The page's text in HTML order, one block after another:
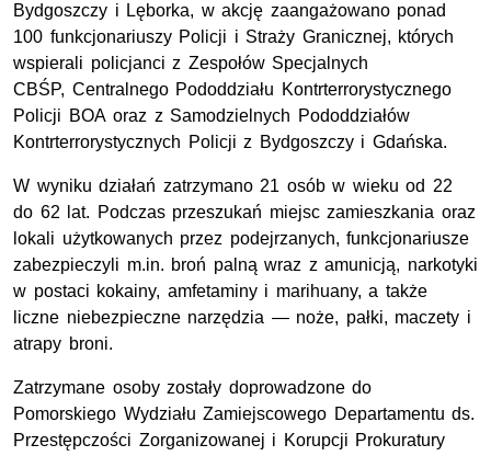
Bydgoszczy i Lęborka, w akcję zaangażowano ponad
100 funkcjonariuszy Policji i Straży Granicznej, których
wspierali policjanci z Zespołów Specjalnych
CBŚP, Centralnego Pododdziału Kontrterrorystycznego
Policji BOA oraz z Samodzielnych Pododdziałów
Kontrterrorystycznych Policji z Bydgoszczy i Gdańska.
W wyniku działań zatrzymano 21 osób w wieku od 22
do 62 lat. Podczas przeszukań miejsc zamieszkania oraz
lokali użytkowanych przez podejrzanych, funkcjonariusze
zabezpieczyli m.in. broń palną wraz z amunicją, narkotyki
w postaci kokainy, amfetaminy i marihuany, a także
liczne niebezpieczne narzędzia — noże, pałki, maczety i
atrapy broni.
Zatrzymane osoby zostały doprowadzone do
Pomorskiego Wydziału Zamiejscowego Departamentu ds.
Przestępczości Zorganizowanej i Korupcji Prokuratury